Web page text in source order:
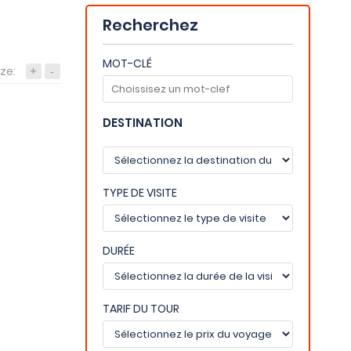
+ -
Recherchez
MOT-CLÉ
DESTINATION
TYPE DE VISITE
DURÉE
TARIF DU TOUR